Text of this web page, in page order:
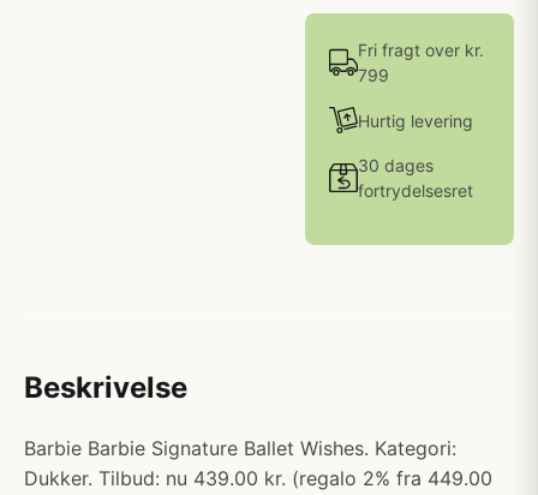
Fri fragt over kr.
799
Hurtig levering
30 dages
fortrydelsesret
Beskrivelse
Barbie Barbie Signature Ballet Wishes. Kategori:
Dukker. Tilbud: nu 439.00 kr. (regalo 2% fra 449.00